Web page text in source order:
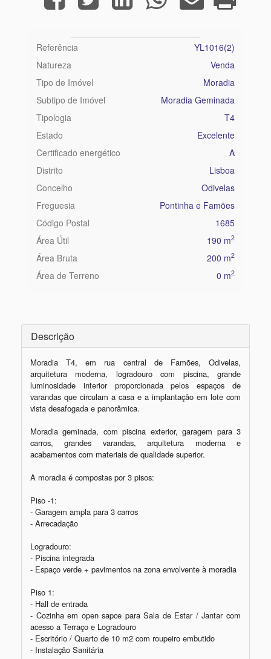
Referência
YL1016(2)
Natureza
Venda
Tipo de Imóvel
Moradia
Subtipo de Imóvel
Moradia Geminada
Tipologia
T4
Estado
Excelente
Certificado energético
A
Distrito
Lisboa
Concelho
Odivelas
Freguesia
Pontinha e Famões
Código Postal
1685
Área Útil
190 m2
Área Bruta 200 m2
Área de Terreno 0 m2
Descrição
Moradia T4, em rua central de Famões, Odivelas,
arquitetura moderna, logradouro com piscina, grande
luminosidade interior proporcionada pelos espaços de
varandas que circulam a casa e a implantação em lote com
vista desafogada e panorâmica.
Moradia geminada, com piscina exterior, garagem para 3
carros, grandes varandas, arquitetura moderna e
acabamentos com materiais de qualidade superior.
A moradia é compostas por 3 pisos:
Piso -1:
- Garagem ampla para 3 carros
- Arrecadação
Logradouro:
- Piscina integrada
- Espaço verde + pavimentos na zona envolvente à moradia
Piso 1:
- Hall de entrada
- Cozinha em open sapce para Sala de Estar / Jantar com
acesso a Terraço e Logradouro
- Escritório / Quarto de 10 m2 com roupeiro embutido
- Instalação Sanitária